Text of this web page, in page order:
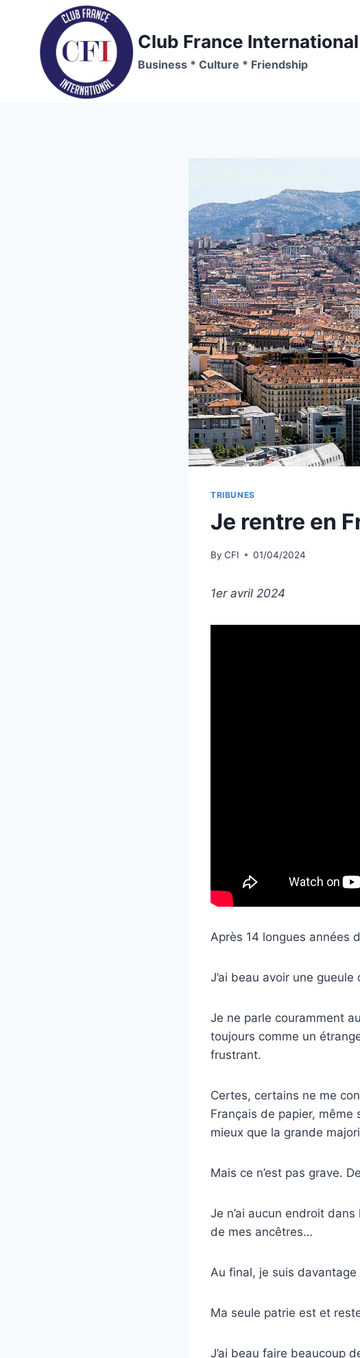
content
Club France International
Business * Culture * Friendship
TRIBUNES
Je rentre en
By CFI 01/04/2024
1er avril 2024
Après 14 longues années
J’ai beau avoir une
Je ne parle couramment
toujours comme un
frustrant.
Certes, certains ne me
Français de papier, même
mieux que la grande
Mais ce n’est pas grave.
Je n’ai aucun endroit
de mes ancêtres…
Au final, je suis davantage
Ma seule patrie est et
J’ai beau faire beaucoup